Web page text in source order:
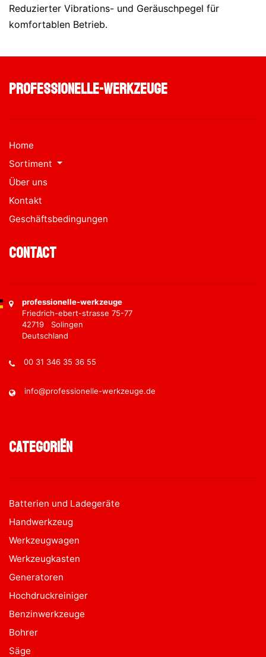
Reduzierter Vibrations- und Geräuschpegel für
komfortablen Betrieb.
professionelle-werkzeuge
Home
Sortiment
Über uns
Kontakt
Geschäftsbedingungen
Contact
professionelle-werkzeuge
Friedrich-ebert-strasse 75-77
42719 Solingen
Deutschland
00 31 346 35 36 55
info@professionelle-werkzeuge.de
Categoriën
Batterien und Ladegeräte
Handwerkzeug
Werkzeugwagen
Werkzeugkasten
Generatoren
Hochdruckreiniger
Benzinwerkzeuge
Bohrer
Säge